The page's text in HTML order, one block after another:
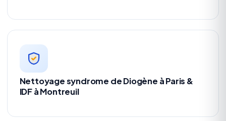
Nettoyage syndrome de Diogène à Paris &
IDF à Montreuil